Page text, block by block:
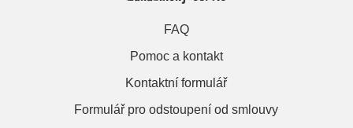
FAQ
Pomoc a kontakt
Kontaktní formulář
Formulář pro odstoupení od smlouvy